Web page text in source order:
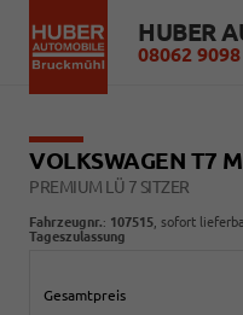
08062
VOLKSWAGEN T7
PREMIUM LÜ 7 SITZER
Fahrzeugnr.: 107515 sofort
Tageszulassung
Gesamtpreis